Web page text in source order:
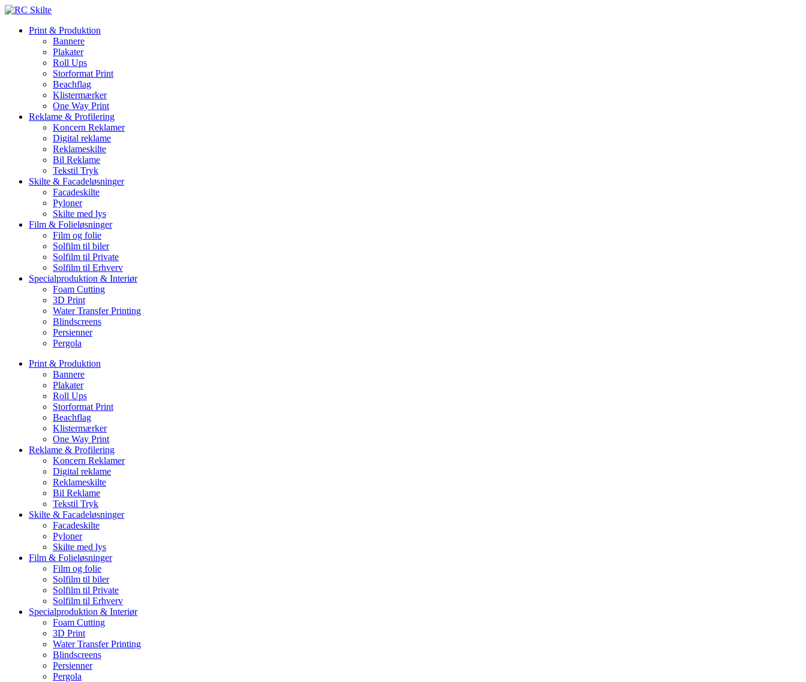
Skip
main
Menu
Print & Produktion
Bannere
Plakater
Roll Ups
Storformat Print
Beachflag
Klistermærker
One Way Print
Reklame & Profilering
Koncern Reklamer
Digital reklame
Reklameskilte
Bil Reklame
Tekstil Tryk
Skilte & Facadeløsninger
Facadeskilte
Pyloner
Skilte med lys
Film & Folieløsninger
Film og folie
Solfilm til biler
Solfilm til Private
Solfilm til Erhverv
Specialproduktion & Interiør
Foam Cutting
3D Print
Water Transfer Printing
Blindscreens
Persienner
Pergola
Print & Produktion
Bannere
Plakater
Roll Ups
Storformat Print
Beachflag
Klistermærker
One Way Print
Reklame & Profilering
Koncern Reklamer
Digital reklame
Reklameskilte
Bil Reklame
Tekstil Tryk
Skilte & Facadeløsninger
Facadeskilte
Pyloner
Skilte med lys
Film & Folieløsninger
Film og folie
Solfilm til biler
Solfilm til Private
Solfilm til Erhverv
Specialproduktion & Interiør
Foam Cutting
3D Print
Water Transfer Printing
Blindscreens
Persienner
Pergola